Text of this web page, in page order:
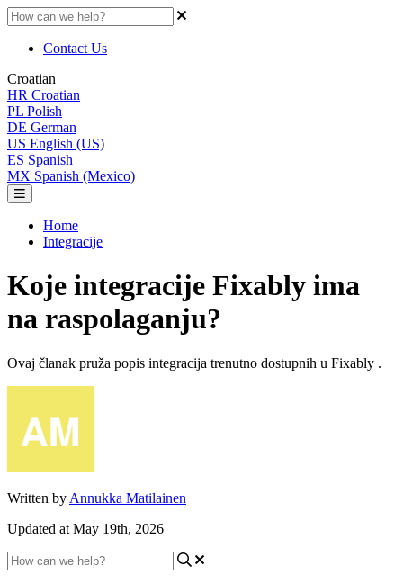
Contact Us
Croatian
HR Croatian
PL Polish
DE German
US English (US)
ES Spanish
MX Spanish (Mexico)
Home
Integracije
Koje integracije Fixably ima
na raspolaganju?
Ovaj članak pruža popis integracija trenutno dostupnih u Fixably .
Written by Annukka Matilainen
Updated at May 19th, 2026